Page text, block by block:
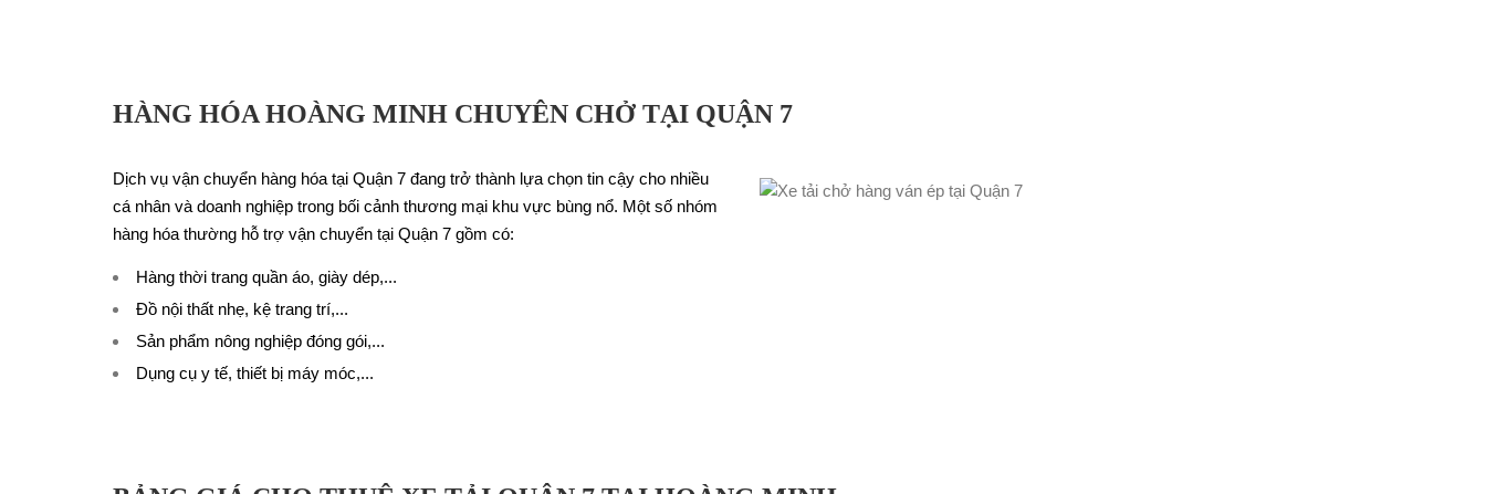
HÀNG HÓA HOÀNG MINH CHUYÊN CHỞ TẠI QUẬN 7
Dịch vụ vận chuyển hàng hóa tại Quận 7 đang trở thành lựa chọn tin cậy cho nhiều
cá nhân và doanh nghiệp trong bối cảnh thương mại khu vực bùng nổ. Một số nhóm
hàng hóa thường hỗ trợ vận chuyển tại Quận 7 gồm có:
Hàng thời trang quần áo, giày dép,...
Đồ nội thất nhẹ, kệ trang trí,...
Sản phẩm nông nghiệp đóng gói,...
Dụng cụ y tế, thiết bị máy móc,...